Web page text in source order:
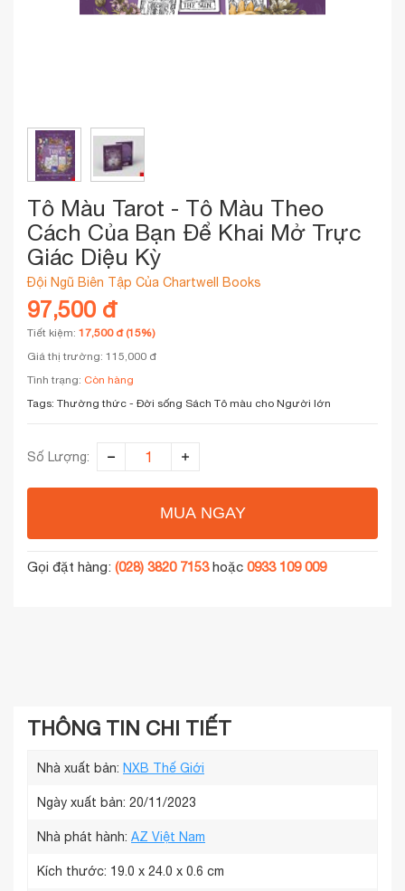
Tô Màu Tarot - Tô Màu Theo
Cách Của Bạn Để Khai Mở Trực
Giác Diệu Kỳ
Đội Ngũ Biên Tập Của Chartwell Books
97,500 đ
Tiết kiệm: 17,500 đ (15%)
Giá thị trường: 115,000 đ
Tình trạng: Còn hàng
Tags: Thường thức - Đời sống Sách Tô màu cho Người lớn
Số Lượng:
MUA NGAY
Gọi đặt hàng: (028) 3820 7153hoặc 0933 109 009
THÔNG TIN CHI TIẾT
Nhà xuất bản: NXB Thế Giới
Ngày xuất bản: 20/11/2023
Nhà phát hành: AZ Việt Nam
Kích thước: 19.0 x 24.0 x 0.6 cm